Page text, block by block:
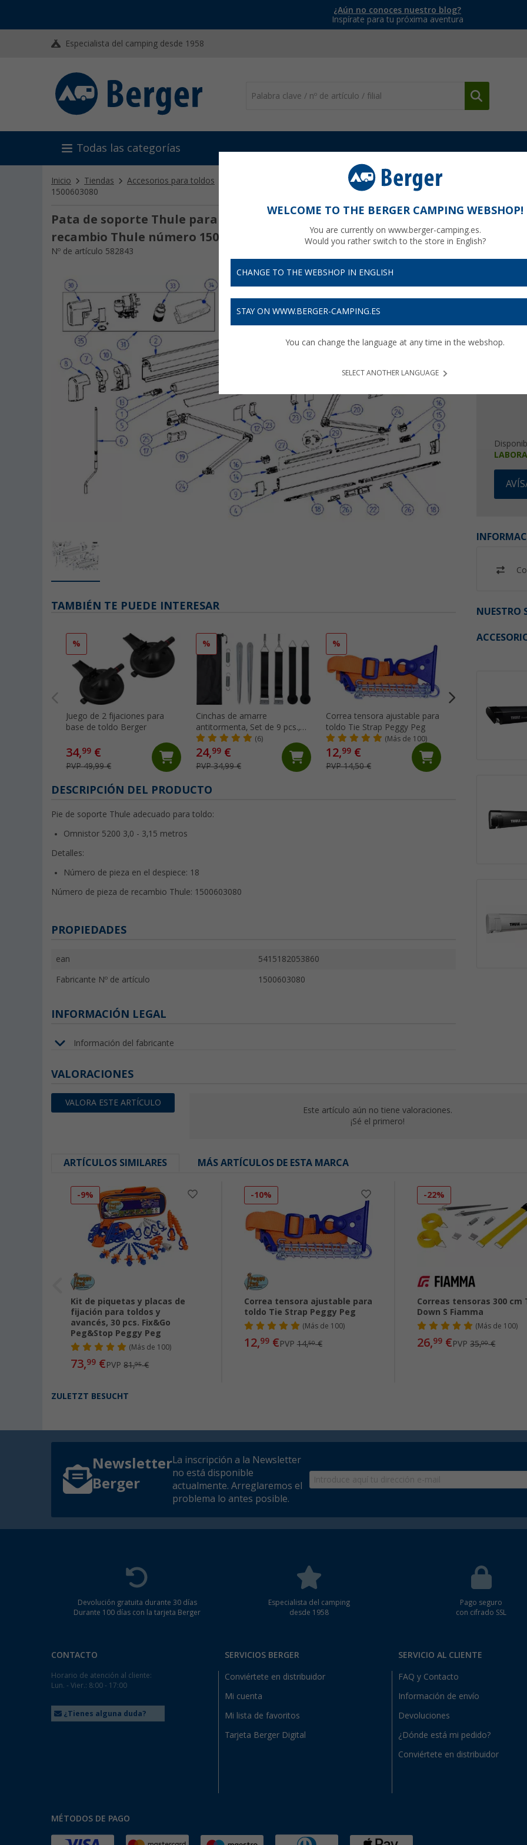
¿Aún no conoces nuestro blog?
Inspírate para tu próxima aventura
Especialista del camping desde 1958
Todas las categorías
Inicio Tiendas Accesorios para toldos
Pata de soporte Thule para toldo Omnistor 5200 3,0 -
1500603080
Pata de soporte Thule para toldo Omnistor 5200 3,0 - 3,15 metros - Pieza de
recambio Thule número 1500603080
Nº de artículo 582843
Precios
€
NUESTRO
TAMBIÉN TE PUEDE INTERESAR
%
Juego de 2 fijaciones para
base de toldo Berger
34,99 €
PVP 49,99 €
%
Cinchas de amarre
antitormenta, Set de 9 pcs.,
Ideal para toldos Thule
Omnistor, Berger
(6)
24,99 €
PVP 34,99 €
%
Correa tensora ajustable para
toldo Tie Strap Peggy Peg
(Más de 100)
12,99 €
PVP 14,50 €
Barra de tensión
Omnistor 5200,
DESCRIPCIÓN DEL PRODUCTO
Pie de soporte Thule adecuado para toldo:
Omnistor 5200 3,0 - 3,15 metros
Detalles:
Número de pieza en el despiece: 18
Número de pieza de recambio Thule: 1500603080
PROPIEDADES
ean 5415182053860
Fabricante Nº de artículo 1500603080
INFORMACIÓN LEGAL
Información del fabricante
VALORACIONES
VALORA ESTE ARTÍCULO
Este artículo aún no tiene valoraciones.
¡Sé el primero!
ARTÍCULOS SIMILARES MÁS ARTÍCULOS DE ESTA MARCA
-9%
Kit de piquetas y placas de
fijación para toldos y
avancés, 30 pcs. Fix&Go
Peg&Stop Peggy Peg
( Más de 100)
73,99 €PVP81,95€
-10%
Correa tensora ajustable para
toldo Tie Strap Peggy Peg
( Más de 100)
12,99€PVP 14,50€
-22%
Correas tensoras 300 cm
Down S Fiamma
( Más de 100)
26,99 €PVP35,00€
ZULETZT BESUCHT
Newsletter
Berger
La inscripción a la Newsletter
no está disponible
actualmente. Arreglaremos el
problema lo antes posible.
Devolución gratuita durante 30 días
Durante 100 días con la tarjeta Berger
Especialista del camping
desde 1958
Pago seguro
con cifrado SSL
CONTACTO
Horario de atención al cliente:
Lun. - Vier.: 8:00 - 17:00
¿Tienes alguna duda?
SERVICIOS BERGER
Conviértete en distribuidor
Mi cuenta
Mi lista de favoritos
Tarjeta Berger Digital
SERVICIO AL CLIENTE
FAQ y Contacto
Información de envío
Devoluciones
¿Dónde está mi pedido?
Conviértete en distribuidor
MÉTODOS DE PAGO
WELCOME TO THE BERGER CAMPING WEBSHOP!
You are currently on www.berger-camping.es.
Would you rather switch to the store in English?
CHANGE TO THE WEBSHOP IN ENGLISH
STAY ON WWW.BERGER-CAMPING.ES
You can change the language at any time in the webshop.
SELECT ANOTHER LANGUAGE